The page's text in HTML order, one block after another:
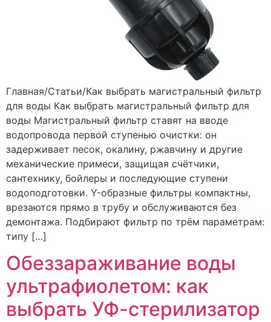
Главная/Статьи/Как выбрать магистральный фильтр
для воды Как выбрать магистральный фильтр для
воды Магистральный фильтр ставят на вводе
водопровода первой ступенью очистки: он
задерживает песок, окалину, ржавчину и другие
механические примеси, защищая счётчики,
сантехнику, бойлеры и последующие ступени
водоподготовки. Y-образные фильтры компактны,
врезаются прямо в трубу и обслуживаются без
демонтажа. Подбирают фильтр по трём параметрам:
типу […]
Обеззараживание воды
ультрафиолетом: как
выбрать УФ-стерилизатор